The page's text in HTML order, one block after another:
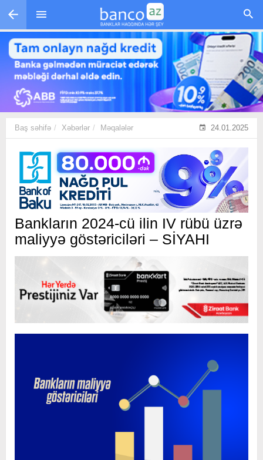
Skip to main content
Baş səhifə Xəbərlər Məqalələr 24.01.2025
Bankların 2024-cü ilin IV rübü üzrə
maliyyə göstəriciləri – SİYAHI